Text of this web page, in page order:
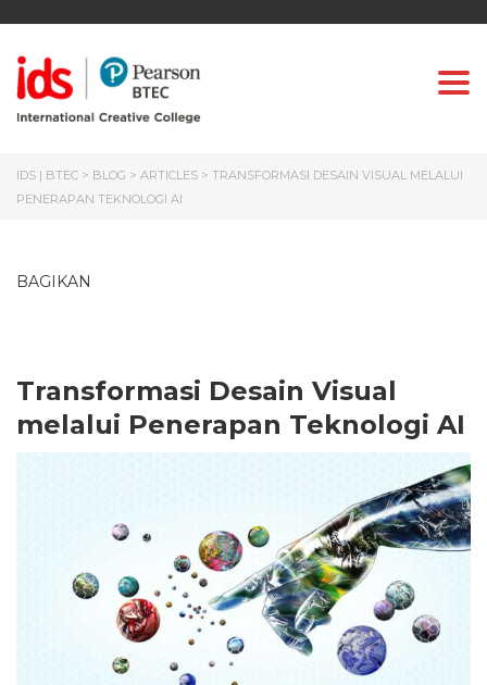
IDS | BTEC > BLOG > ARTICLES > TRANSFORMASI DESAIN VISUAL MELALUI
PENERAPAN TEKNOLOGI AI
BAGIKAN
Transformasi Desain Visual
melalui Penerapan Teknologi AI